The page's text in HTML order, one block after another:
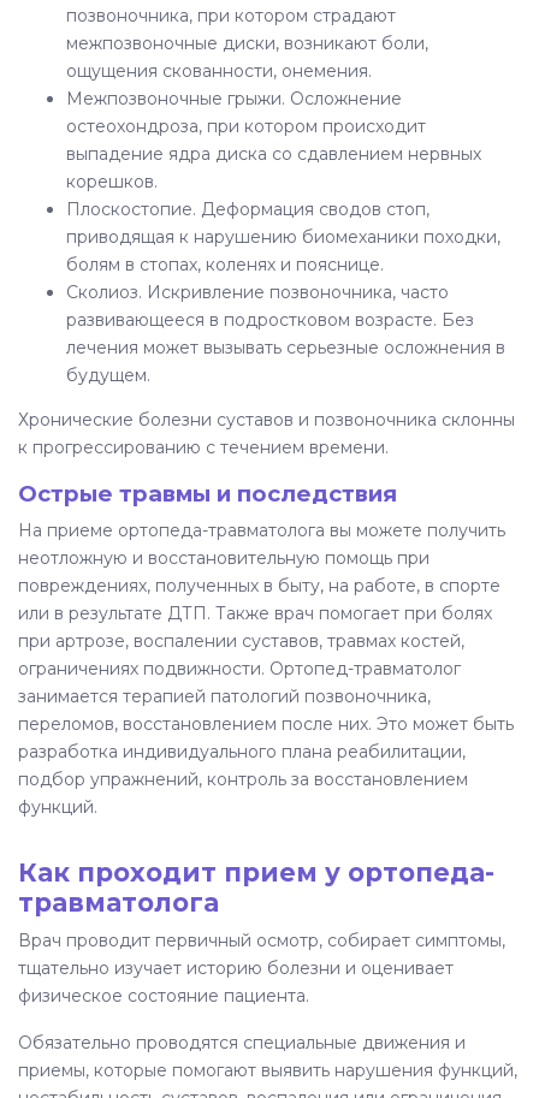
позвоночника, при котором страдают
межпозвоночные диски, возникают боли,
ощущения скованности, онемения.
Межпозвоночные грыжи. Осложнение
остеохондроза, при котором происходит
выпадение ядра диска со сдавлением нервных
корешков.
Плоскостопие. Деформация сводов стоп,
приводящая к нарушению биомеханики походки,
болям в стопах, коленях и пояснице.
Сколиоз. Искривление позвоночника, часто
развивающееся в подростковом возрасте. Без
лечения может вызывать серьезные осложнения в
будущем.
Хронические болезни суставов и позвоночника склонны
к прогрессированию с течением времени.
Острые травмы и последствия
На приеме ортопеда-травматолога вы можете получить
неотложную и восстановительную помощь при
повреждениях, полученных в быту, на работе, в спорте
или в результате ДТП. Также врач помогает при болях
при артрозе, воспалении суставов, травмах костей,
ограничениях подвижности. Ортопед-травматолог
занимается терапией патологий позвоночника,
переломов, восстановлением после них. Это может быть
разработка индивидуального плана реабилитации,
подбор упражнений, контроль за восстановлением
функций.
Как проходит прием у ортопеда-
травматолога
Врач проводит первичный осмотр, собирает симптомы,
тщательно изучает историю болезни и оценивает
физическое состояние пациента.
Обязательно проводятся специальные движения и
приемы, которые помогают выявить нарушения функций,